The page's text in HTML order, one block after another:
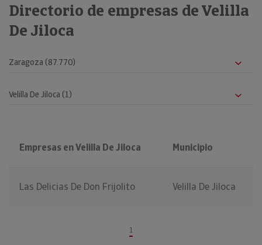
Directorio de empresas de Velilla
De Jiloca
Empresas en Velilla De Jiloca Municipio
Las Delicias De Don Frijolito Velilla De Jiloca
1